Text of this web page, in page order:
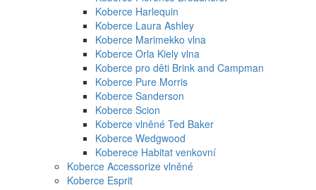
Koberce Harlequin
Koberce Laura Ashley
Koberce Marimekko vlna
Koberce Orla Kiely vlna
Koberce pro děti Brink and Campman
Koberce Pure Morris
Koberce Sanderson
Koberce Scion
Koberce vlněné Ted Baker
Koberce Wedgwood
Koberece Habitat venkovní
Koberce Accessorize vlněné
Koberce Esprit